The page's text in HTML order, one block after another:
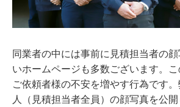
同業者の中には事前に見積担当者の
いホームページも多数ございます。こ
ご依頼者様の不安を増やす行為です
人（見積担当者全員）の顔写真を公